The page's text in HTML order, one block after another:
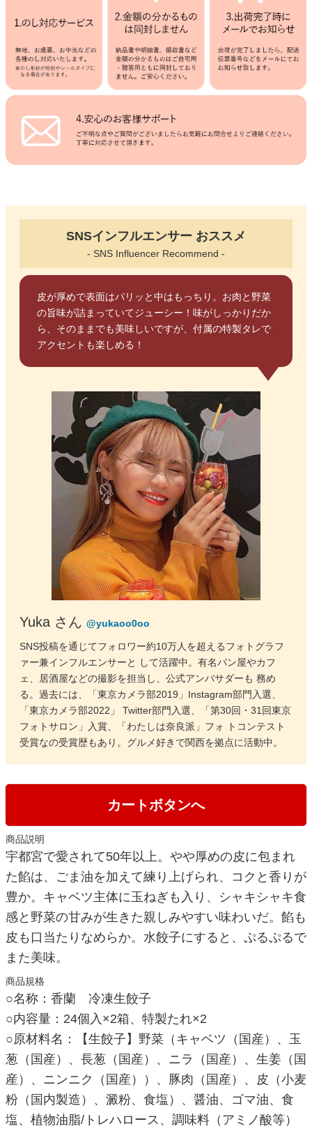
SNSインフルエンサー おススメ
- SNS Influencer Recommend -
皮が厚めで表面はパリッと中はもっちり。お肉と野菜
の旨味が詰まっていてジューシー！味がしっかりだか
ら、そのままでも美味しいですが、付属の特製タレで
アクセントも楽しめる！
Yuka さん @yukaoo0oo
SNS投稿を通じてフォロワー約10万人を超えるフォトグラフ
ァー兼インフルエンサーと して活躍中。有名パン屋やカフ
ェ、居酒屋などの撮影を担当し、公式アンバサダーも 務め
る。過去には、「東京カメラ部2019」Instagram部門入選、
「東京カメラ部2022」 Twitter部門入選、「第30回・31回東京
フォトサロン」入賞、「わたしは奈良派」フォ トコンテスト
受賞なの受賞歴もあり。グルメ好きで関西を拠点に活動中。
カートボタンへ
商品説明
宇都宮で愛されて50年以上。やや厚めの皮に包まれ
た餡は、ごま油を加えて練り上げられ、コクと香りが
豊か。キャベツ主体に玉ねぎも入り、シャキシャキ食
感と野菜の甘みが生きた親しみやすい味わいだ。餡も
皮も口当たりなめらか。水餃子にすると、ぷるぷるで
また美味。
商品規格
○名称：香蘭 冷凍生餃子
○内容量：24個入×2箱、特製たれ×2
○原材料名：【生餃子】野菜（キャベツ（国産）、玉
葱（国産）、長葱（国産）、ニラ（国産）、生姜（国
産）、ニンニク（国産））、豚肉（国産）、皮（小麦
粉（国内製造）、澱粉、食塩）、醤油、ゴマ油、食
塩、植物油脂/トレハロース、調味料（アミノ酸等）